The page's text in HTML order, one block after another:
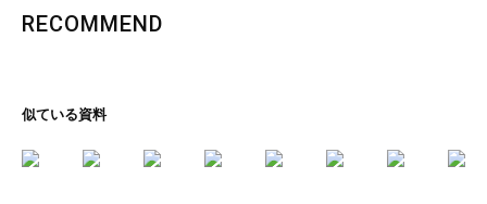
RECOMMEND
似ている資料